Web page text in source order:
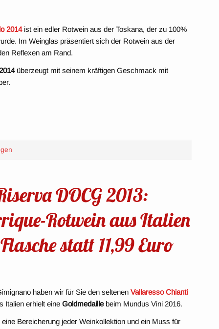
2014ist ein edler Rotwein aus der Toskana, der zu 100%
Im Weinglas präsentiert sich der Rotwein aus der
Reflexen am Rand.
überzeugt mit seinem kräftigen Geschmack mit
DOCG 2013:
Rotwein aus Italien
statt 11,99 Euro
haben wir für Sie den seltenenVallaresso Chianti
Italien erhielt eineGoldmedaillebeim Mundus Vini 2016.
Bereicherung jeder Weinkollektion und ein Muss für